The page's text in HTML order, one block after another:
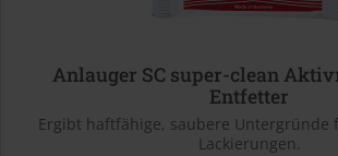
Anlauger SC super-clean
Entfetter
Ergibt haftfähige, saubere Untergründe
Lackierungen.